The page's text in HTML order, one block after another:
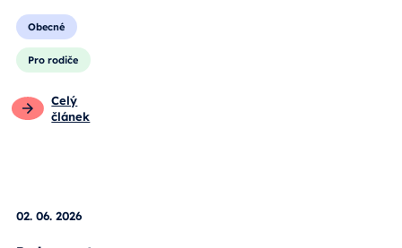
Obecné
Pro rodiče
Celý
článek